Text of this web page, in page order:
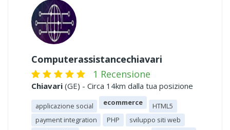
Computerassistancechiavari
1 Recensione
Chiavari (GE) - Circa 14km dalla tua posizione
applicazione social ecommerce
HTML5
payment integration
PHP
sviluppo siti web